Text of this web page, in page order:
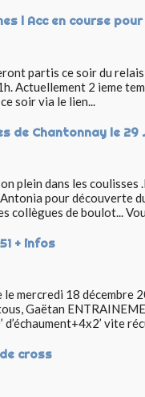
l Acc en course
partis ce soir du
Actuellement 2 ieme
soir via le lien...
de Chantonnay le 29
plein dans les coulisses
pour découverte
collègues de boulot...
+ infos
mercredi 18 décembre
Gaëtan
vite
cross